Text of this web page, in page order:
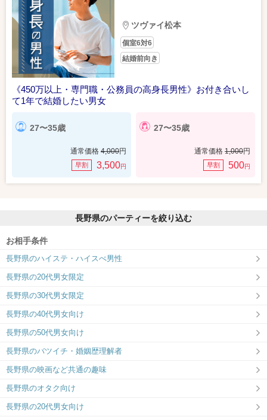
ツヴァイ松本
個室6対6
結婚前向き
《450万以上・専門職・公務員の高身長男性》お付き合いし
て1年で結婚したい男女
27〜35歳
通常価格 4,000円
早割 3,500円
27〜35歳
通常価格 1,000円
早割 500円
長野県のパーティーを絞り込む
お相手条件
長野県のハイステ・ハイスぺ男性
長野県の20代男女限定
長野県の30代男女限定
長野県の40代男女向け
長野県の50代男女向け
長野県のバツイチ・婚姻歴理解者
長野県の映画など共通の趣味
長野県のオタク向け
長野県の20代男女向け